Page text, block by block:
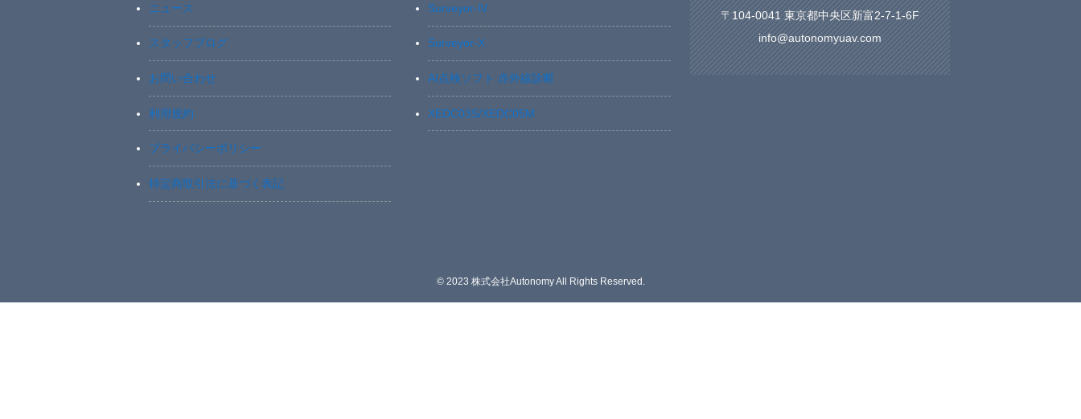
ニュース
スタッフブログ
お問い合わせ
利用規約
プライバシーポリシー
特定商取引法に基づく表記
Surveyor-Ⅳ
Surveyor-X
AI点検ソフト 赤外線診断
XEDC03S/XEDC05M
〒104-0041 東京都中央区新富2-7-1-6F
info@autonomyuav.com
©2023 株式会社Autonomy All Rights Reserved.